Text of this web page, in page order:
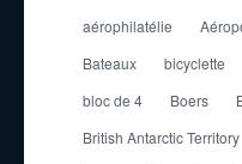
aérophilatélie
Bateaux
bicyclette
bloc de 4
Boers
British Antarctic Territory